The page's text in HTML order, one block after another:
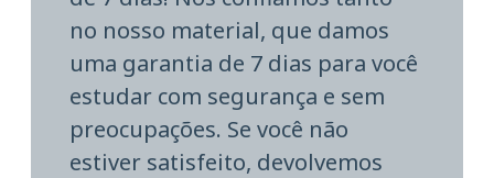
no nosso material, que damos
uma garantia de 7 dias para você
estudar com segurança e sem
preocupações. Se você não
estiver satisfeito, devolvemos